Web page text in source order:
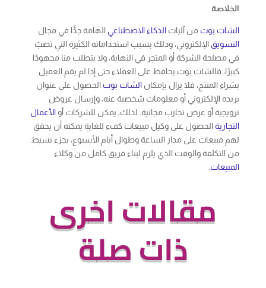
التسويق
في مصلحة الشركة أو المتجر في النهاية، ولا يتطلب منا مجهودًا
كبيرًا، فالشات بوت يحافظ على العملاء حتى إذا لم يقم العميل
بشراء المنتج، فلا يزال بإمكانالشات بوتالحصول على عنوان
بريده الإلكتروني أو معلومات شخصية عنه، وإرسال عروض
ترويجية أو عرض تجارب مجانية. لذلك، يمكن للشركات أو الأعمال
التجاريةالحصول على وكيل مبيعات كفء للغاية يمكنه أن يحقق
لهم مبيعات على مدار الساعة وطوال أيام الأسبوع، بجزء بسيط
من التكلفة والوقت الذي يلزم لبناء فريق كامل من وكلاء
المبيعات.
مقالات اخرى
ذات صلة